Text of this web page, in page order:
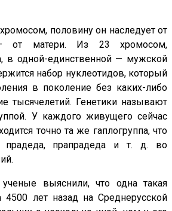
половину он наследует от
от матери. Из 23 хромосом,
в одной-единственной — мужской
набор нуклеотидов, который
в поколение без каких-либо
тысячелетий. Генетики называют
У каждого живущего сейчас
точно та же гаплогруппа, что
прапрадеда и т. д. во
выяснили, что одна такая
4500 лет назад на Среднерусской